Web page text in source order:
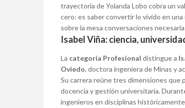
trayectoria de Yolanda Lobo cobra un
cero: es saber convertir lo vivido en
sobre la mesa conversaciones
Isabel Viña: ciencia,
La categoría Profesional distingue a
Oviedo, doctora ingeniera de Minas y
Su carrera reúne tres dimensiones que
docencia y gestión universitaria.
ingenieros en disciplinas